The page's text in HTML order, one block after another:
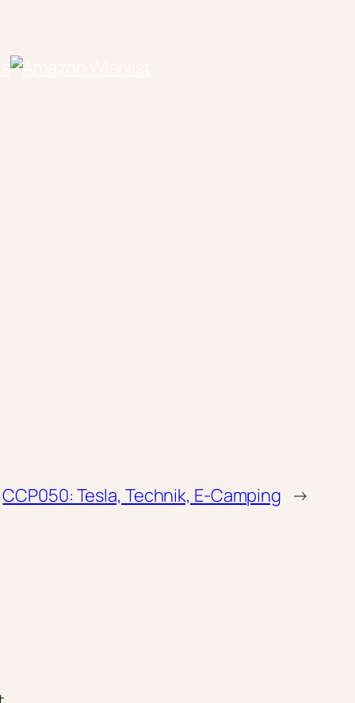
CCP050: Tesla, Technik, E-Camping →